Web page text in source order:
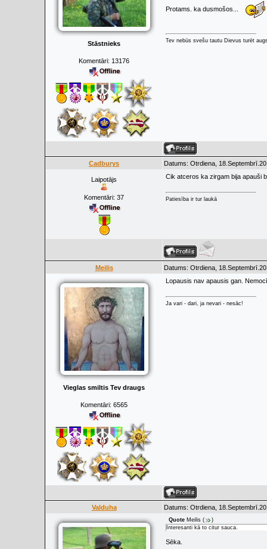
Stāstnieks
Komentāri: 13176
Protams. ka dusmošos...
Tev nebūs svešu tautu Dievus turēt
Cadburys Datums: Otrdiena,
Laipotājs
Komentāri: 37
Cik atceros ka zirgam bija apauši
Patiesība ir tur laukā
Meilis Datums: Otrdiena,
Vieglas smiltis Tev draugs
Komentāri: 6565
Lopausis nav apausis gan.
Ja vari - dari, ja nevari - nesāc!
Valduha Datums: Otrdiena,
Quote Meilis (
)
Interesanti kā to citur sauca.
Sēka.